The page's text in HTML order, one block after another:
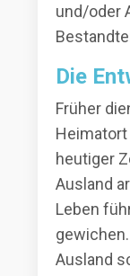
und/oder
Die
Früher
heutiger
Ausland
Leben
Ausland